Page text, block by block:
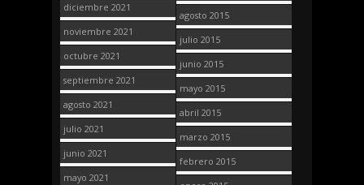
diciembre 2021
noviembre 2021
octubre 2021
septiembre 2021
agosto 2021
julio 2021
junio 2021
mayo 2021
agosto 2015
julio 2015
junio 2015
mayo 2015
abril 2015
marzo 2015
febrero 2015